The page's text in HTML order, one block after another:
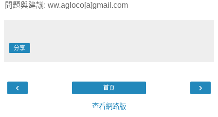
問題與建議: ww.agloco[a]gmail.com
分享
‹ ›
首頁
查看網路版